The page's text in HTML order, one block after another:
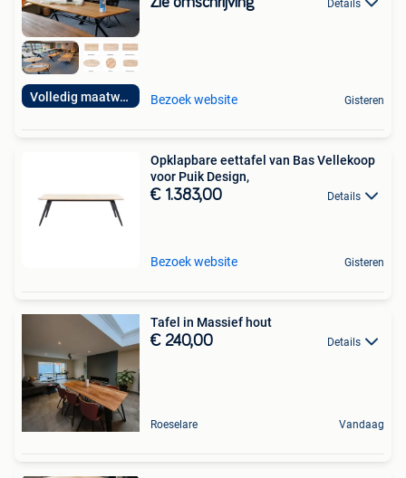
Volledig maatwerk!
Details
Bezoek website Gisteren
Opklapbare eettafel van Bas Vellekoop
voor Puik Design,
€ 1.383,00 Details
Bezoek website Gisteren
Tafel in Massief hout
€ 240,00 Details
Roeselare Vandaag